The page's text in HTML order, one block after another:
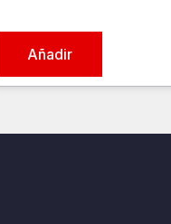
Añadir